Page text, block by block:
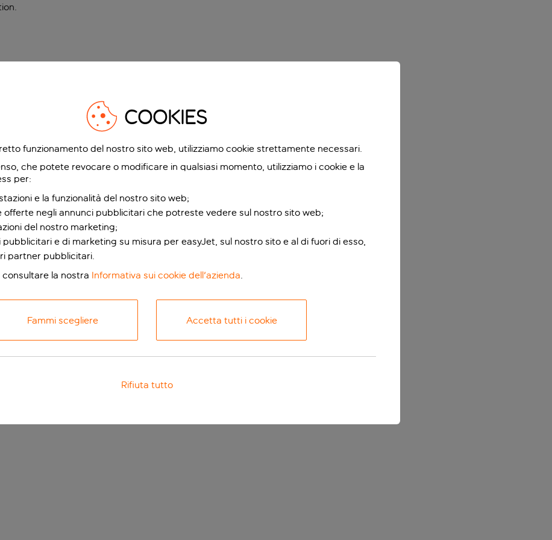
.
COOKIES
funzionamento del nostro sito web, utilizziamo cookie strettamente necessari.
che potete revocare o modificare in qualsiasi momento, utilizziamo i cookie e la
per:
e la funzionalità del nostro sito web;
offerte negli annunci pubblicitari che potreste vedere sul nostro sito web;
del nostro marketing;
e di marketing su misura per easyJet, sul nostro sito e al di fuori di esso,
partner pubblicitari.
la nostra Informativa sui cookie dell'azienda.
Fammi scegliere Accetta tutti i cookie
Rifiuta tutto